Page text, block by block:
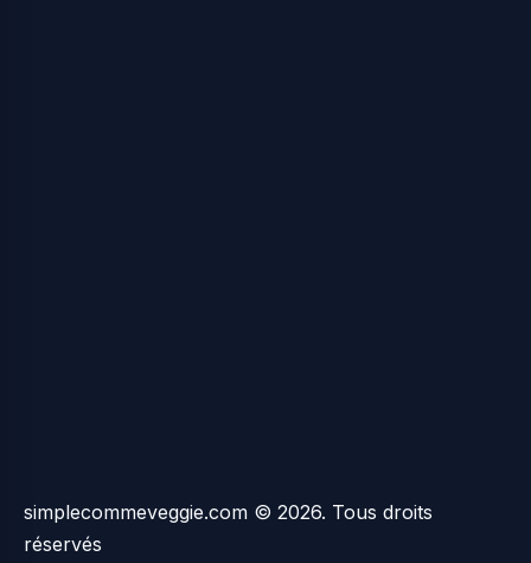
simplecommeveggie.com © 2026. Tous droits
réservés